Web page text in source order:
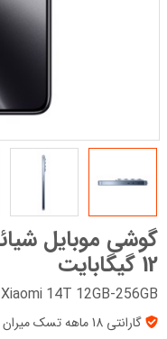
12 گیگابایت
Xiaomi 14T 12GB-256GB
گارانتی 18 ماهه تسک میران (رجیستر شده) + 7روز تعویض + پک‌ گلوبال